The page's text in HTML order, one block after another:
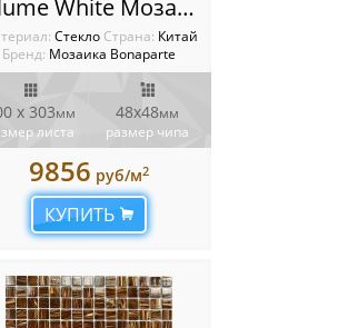
Volume White Мозаика Bonaparte
Стекло Cтрана: Китай
Бренд: Мозаика Bonaparte
x 303мм
листа
48х48мм
размер чипа
9856 руб/м2
КУПИТЬ